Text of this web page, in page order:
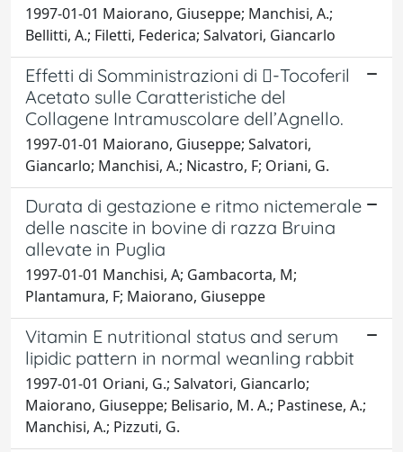
1997-01-01 Maiorano, Giuseppe; Manchisi, A.;
Bellitti, A.; Filetti, Federica; Salvatori, Giancarlo
Effetti di Somministrazioni di -Tocoferil
Acetato sulle Caratteristiche del
Collagene Intramuscolare dell’Agnello.
1997-01-01 Maiorano, Giuseppe; Salvatori,
Giancarlo; Manchisi, A.; Nicastro, F; Oriani, G.
Durata di gestazione e ritmo nictemerale
delle nascite in bovine di razza Bruina
allevate in Puglia
1997-01-01 Manchisi, A; Gambacorta, M;
Plantamura, F; Maiorano, Giuseppe
Vitamin E nutritional status and serum
lipidic pattern in normal weanling rabbit
1997-01-01 Oriani, G.; Salvatori, Giancarlo;
Maiorano, Giuseppe; Belisario, M. A.; Pastinese, A.;
Manchisi, A.; Pizzuti, G.